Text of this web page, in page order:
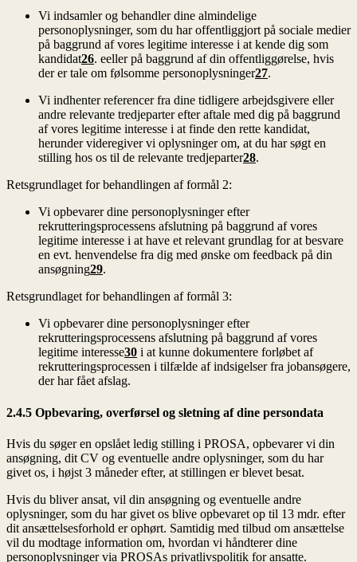
Vi indsamler og behandler dine almindelige
personoplysninger, som du har offentliggjort på sociale medier
på baggrund af vores legitime interesse i at kende dig som
kandidat26. eeller på baggrund af din offentliggørelse, hvis
der er tale om følsomme personoplysninger27.
Vi indhenter referencer fra dine tidligere arbejdsgivere eller
andre relevante tredjeparter efter aftale med dig på baggrund
af vores legitime interesse i at finde den rette kandidat,
herunder videregiver vi oplysninger om, at du har søgt en
stilling hos os til de relevante tredjeparter28.
Retsgrundlaget for behandlingen af formål 2:
Vi opbevarer dine personoplysninger efter
rekrutteringsprocessens afslutning på baggrund af vores
legitime interesse i at have et relevant grundlag for at besvare
en evt. henvendelse fra dig med ønske om feedback på din
ansøgning29.
Retsgrundlaget for behandlingen af formål 3:
Vi opbevarer dine personoplysninger efter
rekrutteringsprocessens afslutning på baggrund af vores
legitime interesse30 i at kunne dokumentere forløbet af
rekrutteringsprocessen i tilfælde af indsigelser fra jobansøgere,
der har fået afslag.
2.4.5 Opbevaring, overførsel og sletning af dine persondata
Hvis du søger en opslået ledig stilling i PROSA, opbevarer vi din
ansøgning, dit CV og eventuelle andre oplysninger, som du har
givet os, i højst 3 måneder efter, at stillingen er blevet besat.
Hvis du bliver ansat, vil din ansøgning og eventuelle andre
oplysninger, som du har givet os blive opbevaret op til 13 mdr. efter
dit ansættelsesforhold er ophørt. Samtidig med tilbud om ansættelse
vil du modtage information om, hvordan vi håndterer dine
personoplysninger via PROSAs privatlivspolitik for ansatte.